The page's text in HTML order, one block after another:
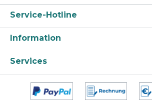
Gebrauch bestimmt. Von
fernhalten. Nicht mit anderen
Produkten mischen.
einatmen.
empfiehlt sich das Tragen von
Handschuhen. Lagerung: Nur im
Originalgebinde und trocken
Extreme Temperaturen und
Reinigungsergebnis ohne
Eigenschaften Effizient Vielseitig
Anwendungsbereich Auf allen
feuchtigkeitsbeständigen
im Verwaltungsbereich, in
Nasszellenbereichen, in der
Einrichtungen,
universell einsetzbar. Anwendung und
Dosierung Dosierung gemäß Art der
Service-Hotline
Information
Services